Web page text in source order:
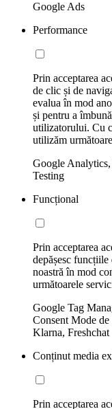
Google Ads
Performance
Prin acceptarea
de clic și de
evalua în mod
și pentru a
utilizatorului. Cu
utilizăm
Google
Testing
Funcțional
Prin acceptarea
depășesc
noastră în mod
următoarele
Google Tag
Consent Mode
Klarna, Freshchat
Conținut media
Prin acceptarea